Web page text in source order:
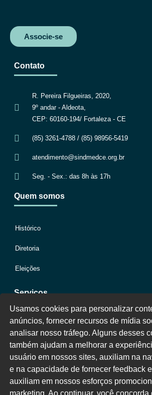
Associe-se
Contato
R. Pereira Filgueiras, 2020,
9º andar - Aldeota,
CEP: 60160-194/ Fortaleza - CE
(85) 3261-4788 / (85) 98956-5419
atendimento@sindmedce.org.br
Seg. - Sex.: das 8h às 17h
Quem somos
Histórico
Diretoria
Eleições
Serviços
Jurídico
Oportunidades
Clube de Vantagens
Área Colaborador
Usamos cookies para personalizar
anúncios, fornecer recursos de mídia
analisar nosso tráfego. Alguns desses
também ajudam a melhorar a
usuário em nossos sites, auxiliam na
e na capacidade de fornecer feedback e
auxiliam em nossos esforços
marketing. Ao continuar, você concorda